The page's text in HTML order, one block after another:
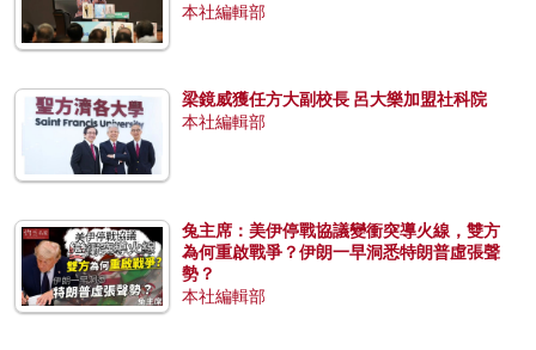
本社編輯部
梁鏡威獲任方大副校長 呂大樂加盟社科院
本社編輯部
兔主席：美伊停戰協議變衝突導火線，雙方
為何重啟戰爭？伊朗一早洞悉特朗普虛張聲
勢？
本社編輯部